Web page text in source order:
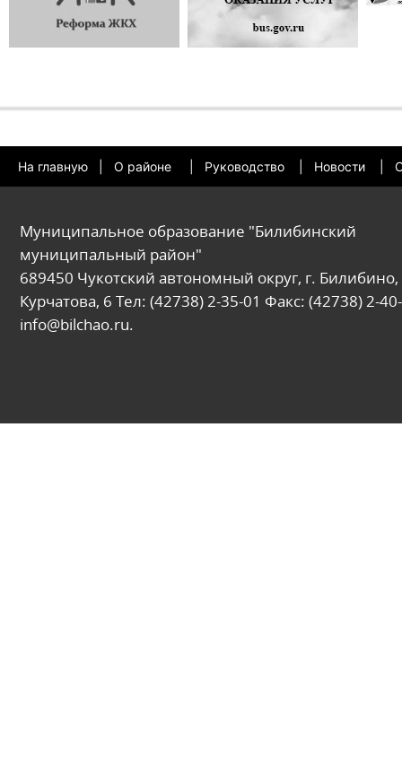
На главную О районе Руководство Новости
Муниципальное образование "Билибинский
муниципальный район"
689450 Чукотский автономный округ, г. Билибино,
Курчатова, 6 Тел: (42738) 2-35-01 Факс: (42738) 2-
info@bilchao.ru.